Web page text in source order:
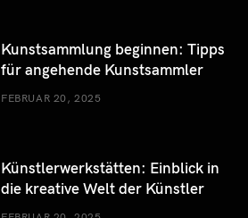
Kunstsammlung beginnen: Tipps
für angehende Kunstsammler
FEBRUAR 20, 2025
Künstlerwerkstätten: Einblick in
die kreative Welt der Künstler